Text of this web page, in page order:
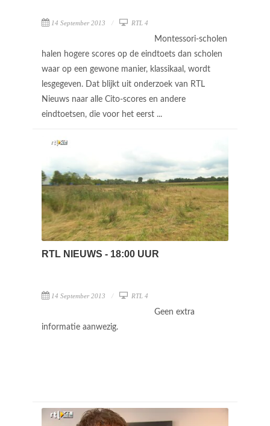
14 September 2013 RTL 4
Montessori-scholen
halen hogere scores op de eindtoets dan scholen
waar op een gewone manier, klassikaal, wordt
lesgegeven. Dat blijkt uit onderzoek van RTL
Nieuws naar alle Cito-scores en andere
eindtoetsen, die voor het eerst ...
RTL NIEUWS - 18:00 UUR
14 September 2013 RTL 4
Geen extra
informatie aanwezig.